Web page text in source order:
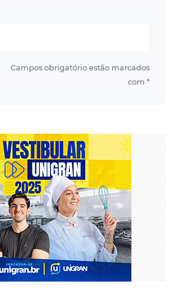
Campos obrigatório estão marcados
com *